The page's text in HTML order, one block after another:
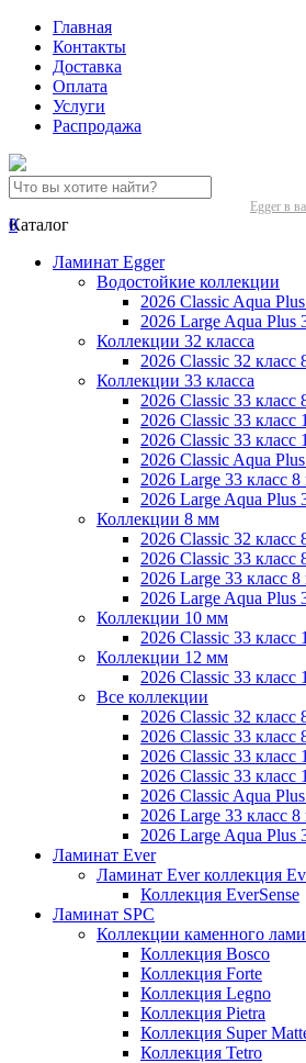
Главная
Контакты
Доставка
Оплата
Услуги
Распродажа
Egger в
0
Каталог
Ламинат Egger
Водостойкие коллекции
2026 Classic Aqua
2026 Large Aqua Plus
Коллекции 32 класса
2026 Classic 32 класс
Коллекции 33 класса
2026 Classic 33 класс
2026 Classic 33 класс
2026 Classic 33 класс
2026 Classic Aqua
2026 Large 33 класс
2026 Large Aqua Plus
Коллекции 8 мм
2026 Classic 32 класс
2026 Classic 33 класс
2026 Large 33 класс
2026 Large Aqua Plus
Коллекции 10 мм
2026 Classic 33 класс
Коллекции 12 мм
2026 Classic 33 класс
Все коллекции
2026 Classic 32 класс
2026 Classic 33 класс
2026 Classic 33 класс
2026 Classic 33 класс
2026 Classic Aqua
2026 Large 33 класс
2026 Large Aqua Plus
Ламинат Ever
Ламинат Ever коллекция
Коллекция EverSense
Ламинат SPC
Коллекции каменного
Коллекция Bosco
Коллекция Forte
Коллекция Legno
Коллекция Pietra
Коллекция Super
Коллекция Tetro